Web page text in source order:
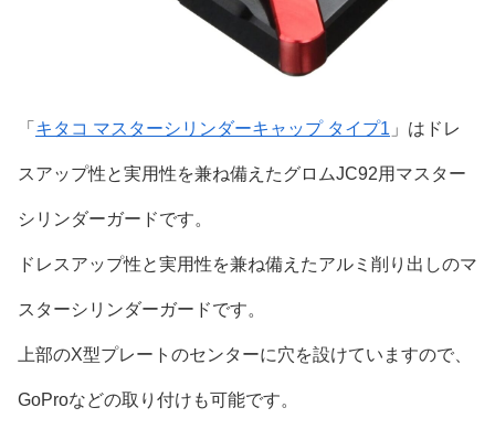
「 キタコ マスターシリンダーキャップ タイプ1 」はドレ
スアップ性と実用性を兼ね備えたグロムJC92用マスター
シリンダーガードです。
ドレスアップ性と実用性を兼ね備えたアルミ削り出しのマ
スターシリンダーガードです。
上部のX型プレートのセンターに穴を設けていますので、
GoProなどの取り付けも可能です。